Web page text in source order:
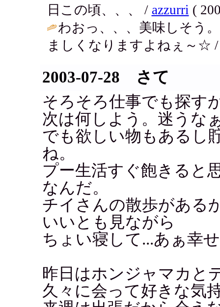
日この頃、、、 / azzurri (
わおっ、、、美味しそう
ましくなりますよねぇ～☆
2003-07-28 さて
そろそろ仕事でも探す
次は何しよう。迷うな
でも欲しい物もあるし
ね。
プー生活すぐ飽きると
なんだ。
チイさんの散歩がある
いいとも見ながら
ちょい寝して...あぁ幸
昨日はホンジャマカと
久々に会って好きな気